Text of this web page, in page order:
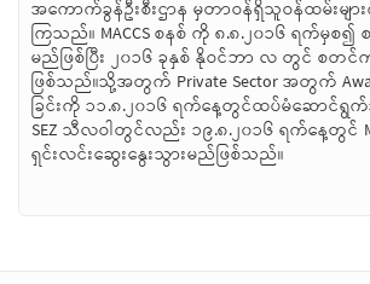
အကောက်ခွန်ဦးစီးဌာန မှတာဝန်ရှိသူဝန်ထမ်းမျာ
ကြသည်။ MACCS စနစ် ကို ၈.၈.၂၀၁၆ ရက်မှစ
မည်ဖြစ်ပြီး ၂၀၁၆ ခုနှစ် နိုဝင်ဘာ လ တွင် စတ
ဖြစ်သည်။သို့အတွက် Private Sector အတွက်
ခြင်းကို ၁၁.၈.၂၀၁၆ ရက်နေ့တွင်ထပ်မံဆောင်ရွ
SEZ သီလဝါတွင်လည်း ၁၉.၈.၂၀၁၆ ရက်နေ့တွင်
ရှင်းလင်းဆွေးနွေးသွားမည်ဖြစ်သည်။